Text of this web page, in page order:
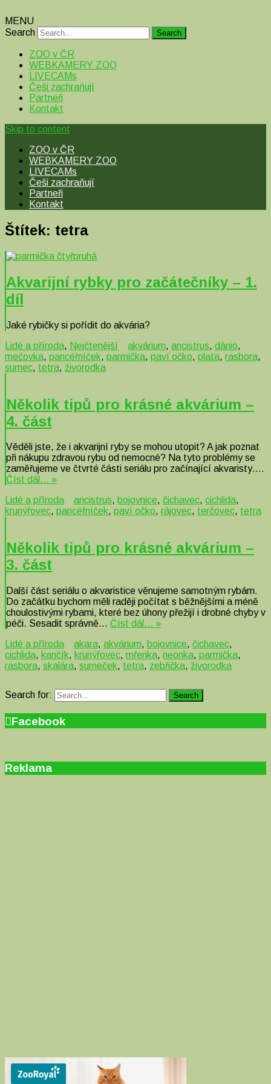
MENU
Search
ZOO v ČR
WEBKAMERY ZOO
LIVECAMs
Češi zachraňují
Partneři
Kontakt
Skip to content
ZOO v ČR
WEBKAMERY ZOO
LIVECAMs
Češi zachraňují
Partneři
Kontakt
Štítek: tetra
Akvarijní rybky pro začátečníky – 1.
díl
Jaké rybičky si pořídit do akvária?
Lidé a příroda, Nejčtenější akvárium, ancistrus, dánio,
mečovka, pancéřníček, parmička, paví očko, plata, rasbora,
sumec, tetra, živorodka
Několik tipů pro krásné akvárium –
4. část
Věděli jste, že i akvarijní ryby se mohou utopit? A jak poznat
při nákupu zdravou rybu od nemocné? Na tyto problémy se
zaměřujeme ve čtvrté části seriálu pro začínající akvaristy….
Číst dál… »
Lidé a příroda
ancistrus, bojovnice, čichavec, cichlida,
krunýřovec, pancéřníček, paví očko, rájovec, terčovec, tetra
Několik tipů pro krásné akvárium –
3. část
Další část seriálu o akvaristice věnujeme samotným rybám.
Do začátku bychom měli raději počítat s běžnějšími a méně
choulostivými rybami, které bez úhony přežijí i drobné chyby v
péči. Sesadit správně… Číst dál… »
Lidé a příroda
akara, akvárium, bojovnice, čichavec,
cichlida, kančík, krunýřovec, mřenka, neonka, parmička,
rasbora, skalára, sumeček, tetra, zebřička, živorodka
Search for: Search
Facebook
Reklama